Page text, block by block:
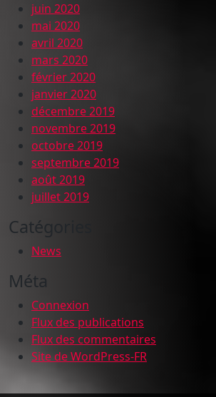
juin 2020
mai 2020
avril 2020
mars 2020
février 2020
janvier 2020
décembre 2019
novembre 2019
octobre 2019
septembre 2019
août 2019
juillet 2019
Catégories
News
Méta
Connexion
Flux des publications
Flux des commentaires
Site de WordPress-FR